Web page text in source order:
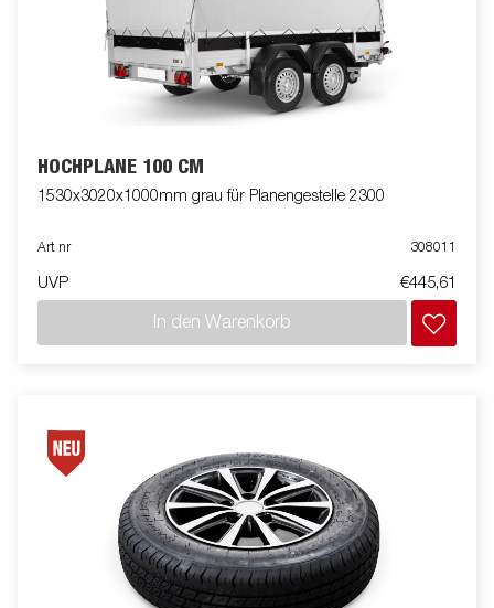
HOCHPLANE 100 CM
1530x3020x1000mm grau für Planengestelle 2300
Art nr 308011
UVP €445,61
In den Warenkorb